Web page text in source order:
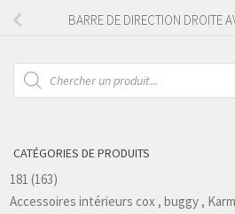
BARRE DE DIRECTION DROITE
Recherche
de
produits
CATÉGORIES DE PRODUITS
181 (163)
Accessoires intérieurs cox , buggy ,